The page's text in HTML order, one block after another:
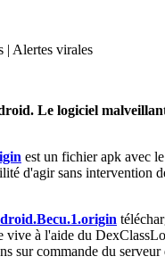
| Alertes virales
Le logiciel
est un fichier apk avec
d'agir sans
à l'aide du
sur commande du serveur